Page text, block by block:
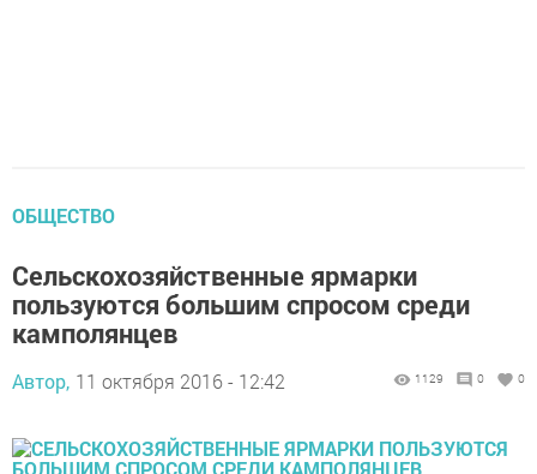
ОБЩЕСТВО
Сельскохозяйственные ярмарки
пользуются большим спросом среди
камполянцев
Автор, 11 октября 2016 - 12:42 1129 0 0